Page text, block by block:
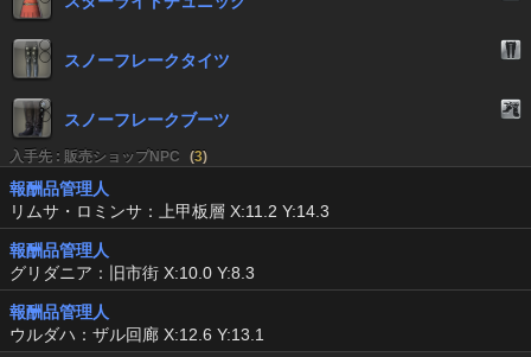
スノーフレークタイツ
スノーフレークブーツ
入手先 : 販売ショップNPC (3)
報酬品管理人
リムサ・ロミンサ：上甲板層 X:11.2 Y:14.3
報酬品管理人
グリダニア：旧市街 X:10.0 Y:8.3
報酬品管理人
ウルダハ：ザル回廊 X:12.6 Y:13.1